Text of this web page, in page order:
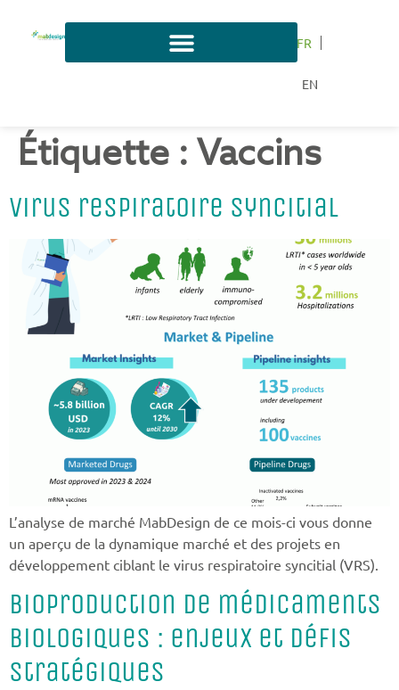
FR
EN
Étiquette : Vaccins
Virus respiratoire syncitial
L’analyse de marché MabDesign de ce mois-ci vous donne
un aperçu de la dynamique marché et des projets en
développement ciblant le virus respiratoire syncitial (VRS).
Bioproduction de médicaments
biologiques : enjeux et défis
stratégiques